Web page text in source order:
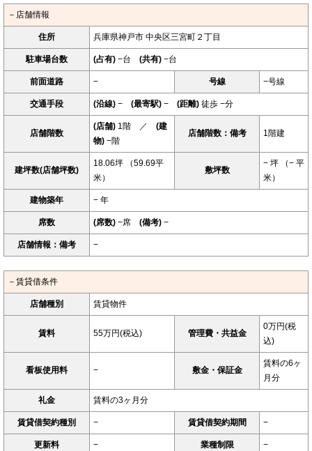
－店舗情報
住所 兵庫県神戸市 中央区三宮町２丁目
駐車場台数 (占有) −台 (共有) −台
前面道路 − 号線 −号線
交通手段 (沿線) − (最寄駅) − (距離) 徒歩 −分
店舗階数
(店舗) 1階 ／ (建
物) −階
店舗階数：備考 1階建
建坪数(店舗坪数)
18.06坪 （59.69平
米）
敷坪数
− 坪 （− 平
米）
建物築年 − 年
席数 (席数) −席 (備考) −
店舗情報：備考 −
－賃貸借条件
店舗種別 賃貸物件
賃料 55万円(税込) 管理費・共益金
0万円(税
込)
看板使用料 − 敷金・保証金
賃料の6ヶ
月分
礼金 賃料の3ヶ月分
賃貸借契約種別 − 賃貸借契約期間 −
更新料 − 業種制限 −